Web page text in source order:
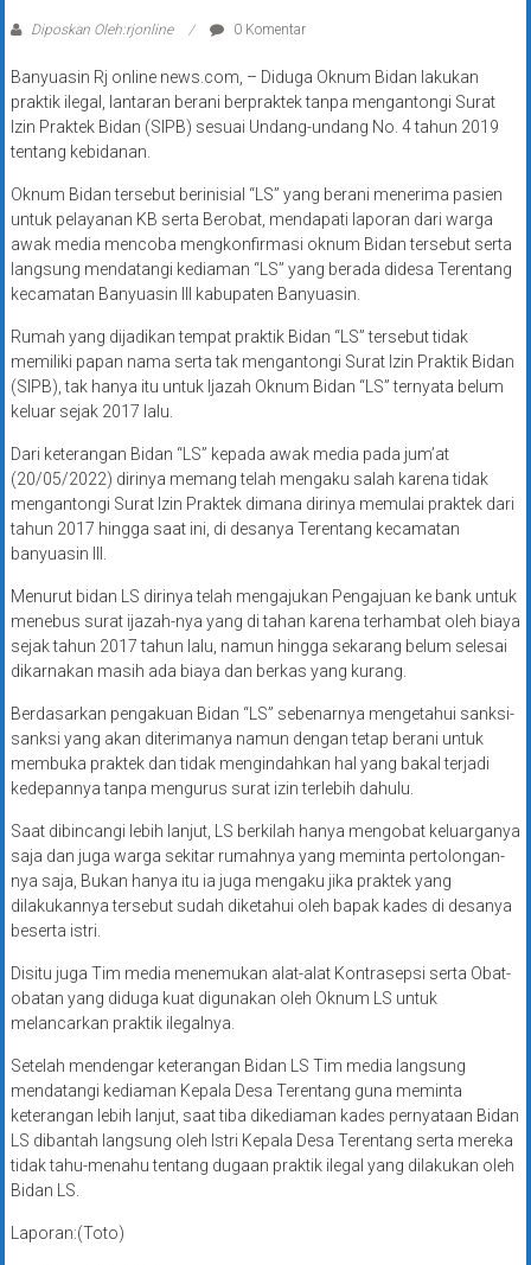
Diposkan Oleh:rjonline 0 Komentar
Banyuasin Rj online news.com, – Diduga Oknum Bidan lakukan
praktik ilegal, lantaran berani berpraktek tanpa mengantongi Surat
Izin Praktek Bidan (SIPB) sesuai Undang-undang No. 4 tahun 2019
tentang kebidanan.
Oknum Bidan tersebut berinisial “LS” yang berani menerima pasien
untuk pelayanan KB serta Berobat, mendapati laporan dari warga
awak media mencoba mengkonfirmasi oknum Bidan tersebut serta
langsung mendatangi kediaman “LS” yang berada didesa Terentang
kecamatan Banyuasin III kabupaten Banyuasin.
Rumah yang dijadikan tempat praktik Bidan “LS” tersebut tidak
memiliki papan nama serta tak mengantongi Surat Izin Praktik Bidan
(SIPB), tak hanya itu untuk Ijazah Oknum Bidan “LS” ternyata belum
keluar sejak 2017 lalu.
Dari keterangan Bidan “LS” kepada awak media pada jum’at
(20/05/2022) dirinya memang telah mengaku salah karena tidak
mengantongi Surat Izin Praktek dimana dirinya memulai praktek dari
tahun 2017 hingga saat ini, di desanya Terentang kecamatan
banyuasin III.
Menurut bidan LS dirinya telah mengajukan Pengajuan ke bank untuk
menebus surat ijazah-nya yang di tahan karena terhambat oleh biaya
sejak tahun 2017 tahun lalu, namun hingga sekarang belum selesai
dikarnakan masih ada biaya dan berkas yang kurang.
Berdasarkan pengakuan Bidan “LS” sebenarnya mengetahui sanksi-
sanksi yang akan diterimanya namun dengan tetap berani untuk
membuka praktek dan tidak mengindahkan hal yang bakal terjadi
kedepannya tanpa mengurus surat izin terlebih dahulu.
Saat dibincangi lebih lanjut, LS berkilah hanya mengobat keluarganya
saja dan juga warga sekitar rumahnya yang meminta pertolongan-
nya saja, Bukan hanya itu ia juga mengaku jika praktek yang
dilakukannya tersebut sudah diketahui oleh bapak kades di desanya
beserta istri.
Disitu juga Tim media menemukan alat-alat Kontrasepsi serta Obat-
obatan yang diduga kuat digunakan oleh Oknum LS untuk
melancarkan praktik ilegalnya.
Setelah mendengar keterangan Bidan LS Tim media langsung
mendatangi kediaman Kepala Desa Terentang guna meminta
keterangan lebih lanjut, saat tiba dikediaman kades pernyataan Bidan
LS dibantah langsung oleh Istri Kepala Desa Terentang serta mereka
tidak tahu-menahu tentang dugaan praktik ilegal yang dilakukan oleh
Bidan LS.
Laporan:(Toto)